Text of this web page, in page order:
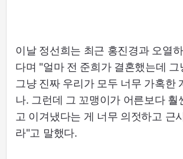
이날 정선희는 최근 홍진경과 오열
다며 "얼마 전 준희가 결혼했는데 그
그냥 진짜 우리가 모두 너무 가혹한
나. 그런데 그 꼬맹이가 어른보다 훨
고 이겨냈다는 게 너무 의젓하고 근
라"고 말했다.